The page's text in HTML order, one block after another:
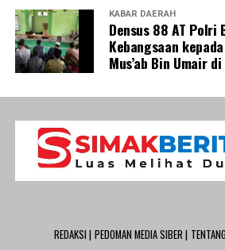
KABAR DAERAH
Densus 88 AT Polri
Kebangsaan
Mus’ab Bin Umair
REDAKSI | PEDOMAN MEDIA SIBER |